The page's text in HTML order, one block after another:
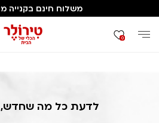
משלוח חינם בקנייה מעל
0
דף הבית 05/04 1746362442
לדעת כל מה שחדש,